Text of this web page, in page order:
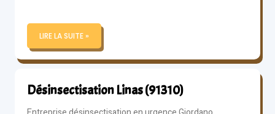
LIRE LA SUITE »
Désinsectisation Linas (91310)